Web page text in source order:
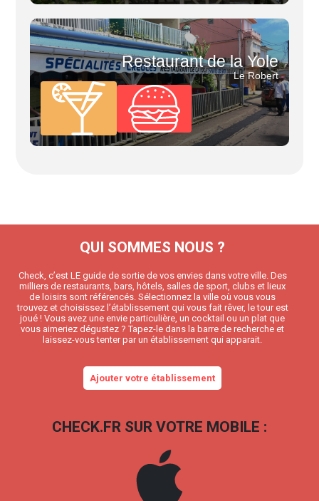
Restaurant de la Yole
Le Robert
QUI SOMMES NOUS ?
Check, c’est LE guide de sortie de vos envies dans votre ville. Des
milliers de restaurants, bars, hôtels, salles de sport, clubs et lieux
de loisirs sont référencés. Sélectionnez la ville où vous vous
trouvez et choisissez l’établissement qui vous fait rêver, le tour est
joué ! Vous avez une envie particulière, un cocktail ou un plat que
vous aimeriez dégustez ? Tapez-le dans la barre de recherche et
laissez-vous tenter par un établissement qui apparait.
Ajouter votre établissement
CHECK.FR SUR VOTRE MOBILE :